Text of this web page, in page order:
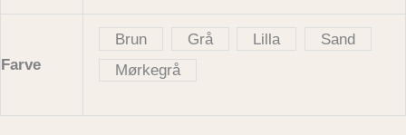
Farve
Brun Grå Lilla
Sand
Mørkegrå